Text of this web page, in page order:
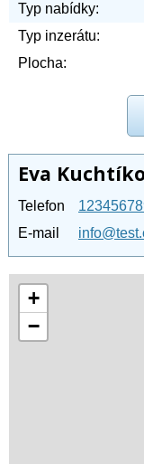
Typ nabídky:
Typ inzerátu:
Plocha:
Eva
Telefon
E-mail
+
−